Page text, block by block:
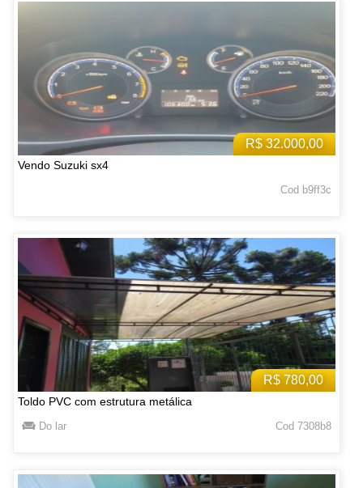
R$ 32.000,00
Vendo Suzuki sx4
Cod b9ff3c
R$ 780,00
Toldo PVC com estrutura metálica
Do lar Cod 7308b8